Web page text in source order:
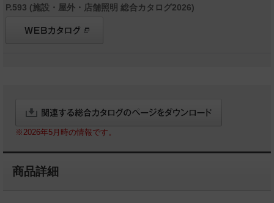
P.593 (施設・屋外・店舗照明 総合カタログ2026)
※2026年5月時の情報です。
商品詳細